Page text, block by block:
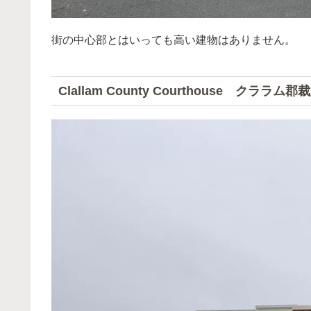
街の中心部とはいっても高い建物はありません。
Clallam County Courthouse クララム郡